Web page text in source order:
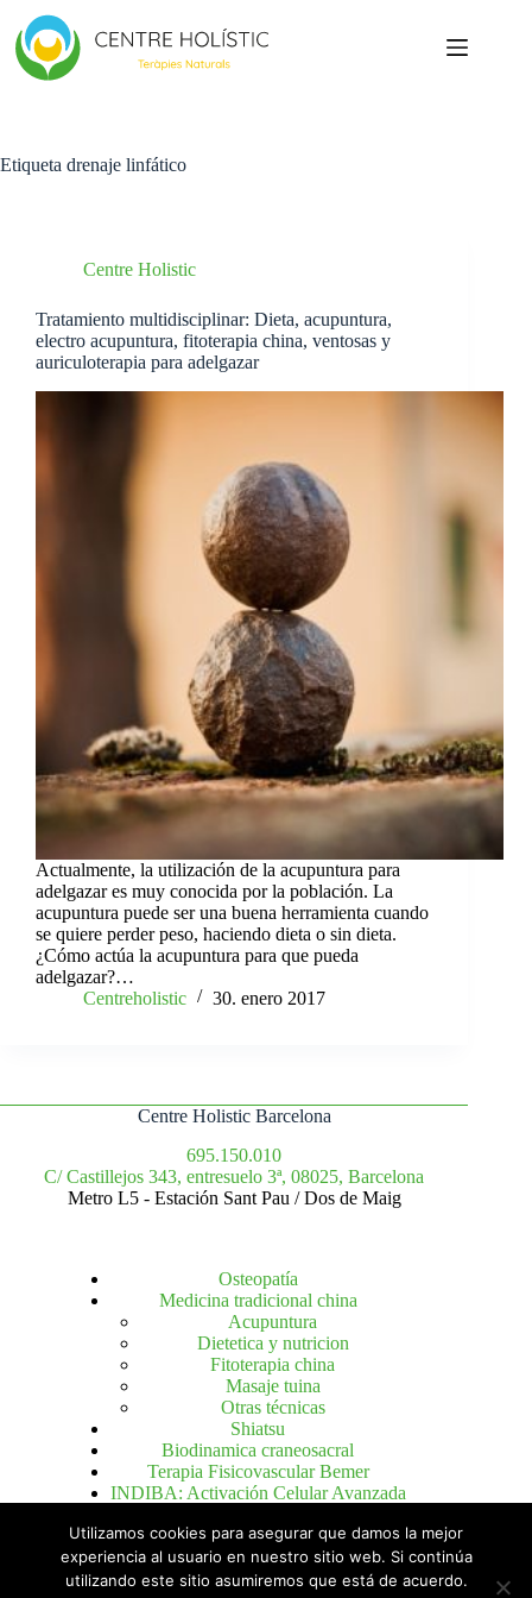
contenido
Etiqueta drenaje linfático
Centre Holistic
Tratamiento multidisciplinar: Dieta, acupuntura,
electro acupuntura, fitoterapia china, ventosas y
auriculoterapia para adelgazar
Actualmente, la utilización de la acupuntura para
adelgazar es muy conocida por la población. La
acupuntura puede ser una buena herramienta cuando
se quiere perder peso, haciendo dieta o sin dieta.
¿Cómo actúa la acupuntura para que pueda
adelgazar?…
Centreholistic
30. enero 2017
Centre Holistic Barcelona
695.150.010
C/ Castillejos 343, entresuelo 3ª, 08025, Barcelona
Metro L5 - Estación Sant Pau / Dos de Maig
Osteopatía
Medicina tradicional china
Acupuntura
Dietetica y nutricion
Fitoterapia china
Masaje tuina
Otras técnicas
Shiatsu
Biodinamica craneosacral
Terapia Fisicovascular Bemer
INDIBA: Activación Celular Avanzada
Política de privacidad
Utilizamos cookies para asegurar que damos la mejor
experiencia al usuario en nuestro sitio web. Si continúa
utilizando este sitio asumiremos que está de acuerdo.